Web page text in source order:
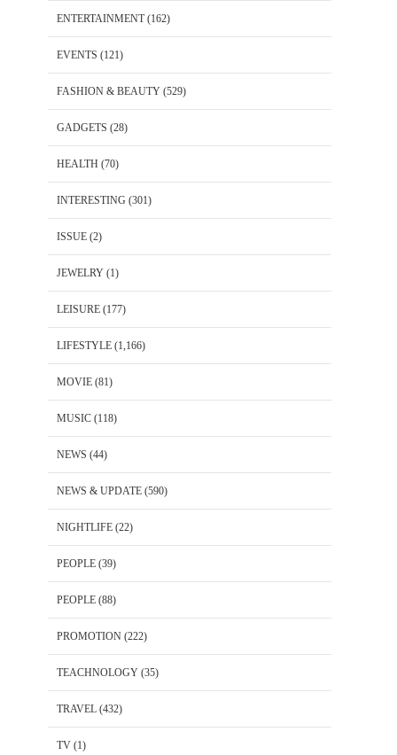
ENTERTAINMENT(162)
EVENTS (121)
FASHION & BEAUTY (529)
GADGETS (28)
HEALTH (70)
INTERESTING (301)
ISSUE (2)
JEWELRY (1)
LEISURE (177)
LIFESTYLE (1,166)
MOVIE (81)
MUSIC (118)
NEWS (44)
NEWS & UPDATE (590)
NIGHTLIFE (22)
PEOPLE (39)
PEOPLE (88)
PROMOTION (222)
TEACHNOLOGY (35)
TRAVEL (432)
TV (1)